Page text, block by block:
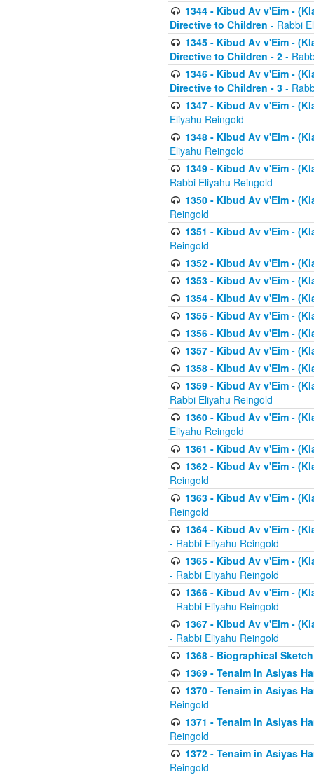
1344 - Kibud Av v'Eim -
Directive to Children - Rabbi
1345 - Kibud Av v'Eim -
Directive to Children - 2 -
1346 - Kibud Av v'Eim -
Directive to Children - 3 -
1347 - Kibud Av v'Eim -
Eliyahu Reingold
1348 - Kibud Av v'Eim -
Eliyahu Reingold
1349 - Kibud Av v'Eim -
Rabbi Eliyahu Reingold
1350 - Kibud Av v'Eim -
Reingold
1351 - Kibud Av v'Eim -
Reingold
1352 - Kibud Av v'Eim -
1353 - Kibud Av v'Eim -
1354 - Kibud Av v'Eim -
1355 - Kibud Av v'Eim -
1356 - Kibud Av v'Eim -
1357 - Kibud Av v'Eim -
1358 - Kibud Av v'Eim -
1359 - Kibud Av v'Eim -
Rabbi Eliyahu Reingold
1360 - Kibud Av v'Eim -
Eliyahu Reingold
1361 - Kibud Av v'Eim -
1362 - Kibud Av v'Eim -
Reingold
1363 - Kibud Av v'Eim -
Reingold
1364 - Kibud Av v'Eim -
- Rabbi Eliyahu Reingold
1365 - Kibud Av v'Eim -
- Rabbi Eliyahu Reingold
1366 - Kibud Av v'Eim -
- Rabbi Eliyahu Reingold
1367 - Kibud Av v'Eim -
- Rabbi Eliyahu Reingold
1368 - Biographical
1369 - Tenaim in Asiyas
1370 - Tenaim in Asiyas
Reingold
1371 - Tenaim in Asiyas
Reingold
1372 - Tenaim in Asiyas
Reingold